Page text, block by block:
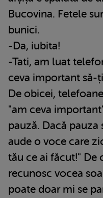
Bucovina. Fetele
bunici.
-Da, iubita!
-Tati, am luat
ceva important să-
De obicei,
"am ceva
pauză. Dacă pauza
aude o voce care
tău ce ai făcut!" De
recunosc vocea
poate doar mi se